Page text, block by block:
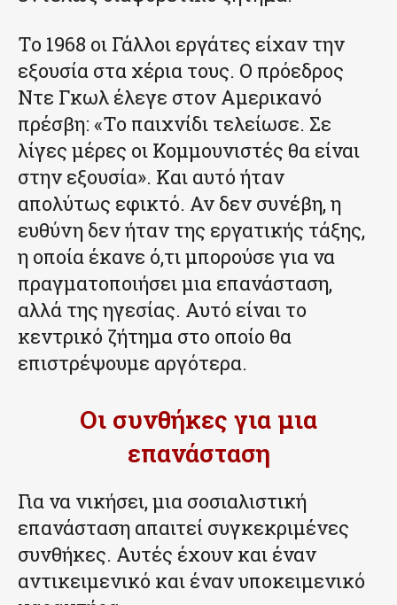
Το 1968 οι Γάλλοι εργάτες είχαν την
εξουσία στα χέρια τους. Ο πρόεδρος
Ντε Γκωλ έλεγε στον Αμερικανό
πρέσβη: «Το παιχνίδι τελείωσε. Σε
λίγες μέρες οι Κομμουνιστές θα είναι
στην εξουσία». Και αυτό ήταν
απολύτως εφικτό. Αν δεν συνέβη, η
ευθύνη δεν ήταν της εργατικής τάξης,
η οποία έκανε ό,τι μπορούσε για να
πραγματοποιήσει μια επανάσταση,
αλλά της ηγεσίας. Αυτό είναι το
κεντρικό ζήτημα στο οποίο θα
επιστρέψουμε αργότερα.
Οι συνθήκες για μια
επανάσταση
Για να νικήσει, μια σοσιαλιστική
επανάσταση απαιτεί συγκεκριμένες
συνθήκες. Αυτές έχουν και έναν
αντικειμενικό και έναν υποκειμενικό